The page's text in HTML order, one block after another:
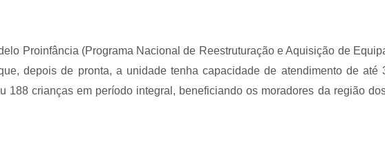
Proinfância (Programa Nacional de Reestruturação e Aquisição de
depois de pronta, a unidade tenha capacidade de atendimento de
188 crianças em período integral, beneficiando os moradores da região